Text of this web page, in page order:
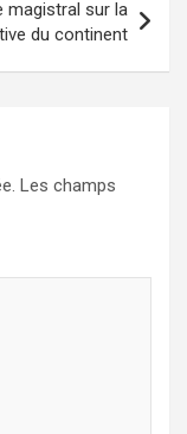
magistral sur la
du continent
Les champs